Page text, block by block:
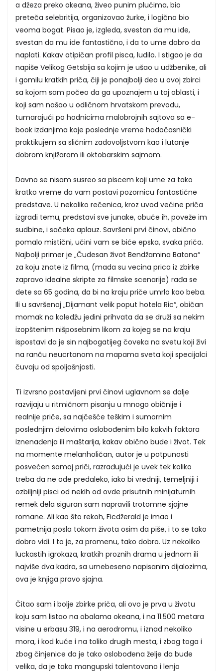
a džeza preko okeana, živeo punim plućima, bio
preteča selebritija, organizovao žurke, i logično bio
veoma bogat. Pisao je, izgleda, svestan da mu ide,
svestan da mu ide fantastično, i da to ume dobro da
naplati. Kakav atipičan profil pisca, ludilo. I stigao je da
napiše Velikog Getsbija sa kojim je ušao u udžbenike, ali
i gomilu kratkih priča, čiji je ponajbolji deo u ovoj zbirci
sa kojom sam počeo da ga upoznajem u toj oblasti, i
koji sam našao u odličnom hrvatskom prevodu,
tumarajući po hodnicima malobrojnih sajtova sa e-
book izdanjima koje poslednje vreme hodočasnički
praktikujem sa sličnim zadovoljstvom kao i lutanje
dobrom knjižarom ili oktobarskim sajmom.
Davno se nisam susreo sa piscem koji ume za tako
kratko vreme da vam postavi pozornicu fantastične
predstave. U nekoliko rečenica, kroz uvod većine priča
izgradi temu, predstavi sve junake, obuče ih, poveže im
sudbine, i sačeka aplauz. Savršeni prvi činovi, obično
pomalo mistični, učini vam se biće epska, svaka priča.
Najbolji primer je „Čudesan život Bendžamina Batona“
za koju znate iz filma, (mada su vecina prica iz zbirke
zapravo idealne skripte za filmske scenarije) rađa se
dete sa 65 godina, da bi na kraju priče umrlo kao beba.
Ili u savršenoj „Dijamant velik poput hotela Ric“, običan
momak na koledžu jedini prihvata da se druži sa nekim
izopštenim nišposebnim likom za kojeg se na kraju
ispostavi da je sin najbogatijeg čoveka na svetu koji živi
na ranču neucrtanom na mapama sveta koji specijalci
čuvaju od spoljašnjosti.
Ti izvrsno postavljeni prvi činovi uglavnom se dalje
razvijaju u ritmičnom pisanju u mnogo običnije i
realnije priče, sa najčešće teškim i sumornim
poslednjim delovima oslobođenim bilo kakvih faktora
iznenađenja ili maštarija, kakav obično bude i život. Tek
na momente melanholičan, autor je u potpunosti
posvećen samoj priči, razrađujući je uvek tek koliko
treba da ne ode predaleko, iako bi vredniji, temeljniji i
ozbiljniji pisci od nekih od ovde prisutnih minijaturnih
remek dela siguran sam napravili trotomne sjajne
romane. Ali kao što rekoh, Ficdžerald je imao i
pametnija posla tokom života osim da piše, i to se tako
dobro vidi. I to je, za promenu, tako dobro. Uz nekoliko
luckastih igrokaza, kratkih proznih drama u jednom ili
najviše dva kadra, sa urnebeseno napisanim dijalozima,
ova je knjiga pravo sjajna.
Čitao sam i bolje zbirke priča, ali ovo je prva u životu
koju sam listao na obalama okeana, i na 11.500 metara
visine u erbasu 319, i na aerodromu, i iznad nekoliko
mora, i kod kuće i na toliko drugih mesta, i zbog toga i
zbog činjenice da je tako oslobođena želje da bude
velika, da je tako mangupski talentovano i lenjo